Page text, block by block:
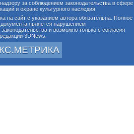
за соблюдением законодательства в сфере
и охране культурного наследия
на сайт с указанием автора обязательна. Полное
является нарушением
и возможно только с согласия
редакции 3DNews.